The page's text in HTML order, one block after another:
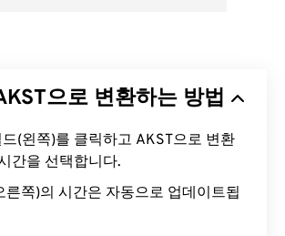
으로 변환하는 방법
드(왼쪽)를 클릭하고 AKST으로 변환
간을 선택합니다.
른쪽)의 시간은 자동으로 업데이트됩